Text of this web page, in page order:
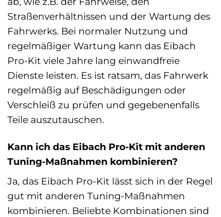
Straßenverhältnissen und der Wartung des
Fahrwerks. Bei normaler Nutzung und
regelmäßiger Wartung kann das Eibach
Pro-Kit viele Jahre lang einwandfreie
Dienste leisten. Es ist ratsam, das Fahrwerk
regelmäßig auf Beschädigungen oder
Verschleiß zu prüfen und gegebenenfalls
Teile auszutauschen.
Kann ich das Eibach Pro-Kit mit anderen
Tuning-Maßnahmen kombinieren?
Ja, das Eibach Pro-Kit lässt sich in der Regel
gut mit anderen Tuning-Maßnahmen
kombinieren. Beliebte Kombinationen sind